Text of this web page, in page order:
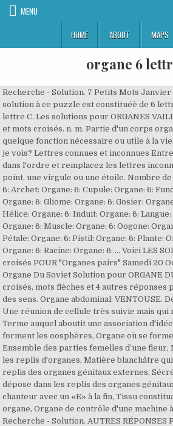
MENU
HOME
ABOUT MAPS
organe 6
Recherche - Solution. 7 Petits Mots Janvier
solution à ce puzzle est constituéè de 6
lettre C. Les solutions pour ORGANES
et mots croisés. n. m. Partie d'un corps
quelque fonction nécessaire ou utile à la
je vois? Lettres connues et inconnues
dans l'ordre et remplacez les lettres
point, une virgule ou une étoile. Nombre
6: Archet: Organe: 6: Cupule: Organe: 6:
Organe: 6: Gliome: Organe: 6: Gosier:
Hélice: Organe: 6: Induit: Organe: 6:
Organe: 6: Muscle: Organe: 6: Oogone:
Pétale: Organe: 6: Pistil: Organe: 6: Plante:
Organe: 6: Racine: Organe: 6: … Voici LES
croisés POUR "Organes pairs" Samedi 20
Organe Du Soviet Solution pour ORGANE
croisés, mots flèches et 4 autres réponses
des sens. Organe abdominal; VENTOUSE.
Une réunion de cellule très suivie mais qui
Terme auquel aboutit une association
forment les oosphères, Organe où se
Ensemble des parties femelles d’une
les replis d'organes, Matière blanchâtre qui
replis des organes génitaux externes,
dépose dans les replis des organes
chanteur avec un «E» à la fin, Tissu
organe, Organe de contrôle d'une machine
Recherche - Solution. AUTRES RÉPONSES